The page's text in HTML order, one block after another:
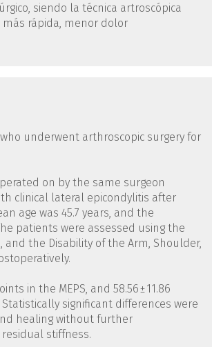
siendo la técnica artroscópica
más rápida, menor dolor
underwent arthroscopic surgery for
on by the same surgeon
clinical lateral epicondylitis after
age was 45.7 years, and the
patients were assessed using the
and the Disability of the Arm, Shoulder,
in the MEPS, and 58.56 ± 11.86
significant differences were
healing without further
stiffness.